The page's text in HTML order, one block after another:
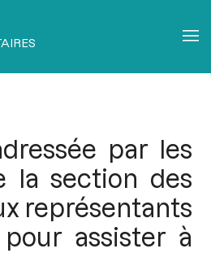
par les
la section des
représentants
assister à